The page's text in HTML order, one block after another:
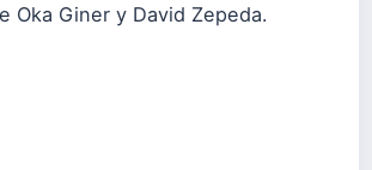
Oka Giner y David Zepeda.